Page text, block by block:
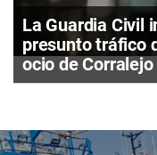
La Guardia Civil
presunto tráfico
ocio de Corralejo